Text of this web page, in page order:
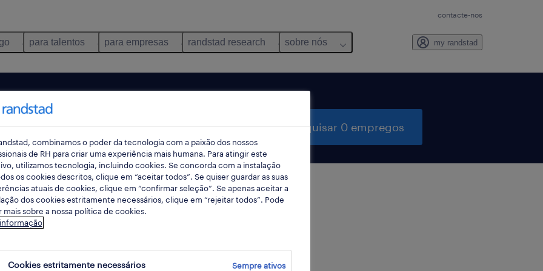
contacte-nos
para talentos para empresas randstad research sobre nós my randstad
pesquisar 0 empregos
resultados para a sua pesquisa.
combinamos o poder da tecnologia com a paixão dos nossos
de RH para criar uma experiência mais humana. Para atingir este
utilizamos tecnologia, incluindo cookies. Se concorda com a instalação
os cookies descritos, clique em “aceitar todos”. Se quiser guardar as suas
atuais de cookies, clique em “confirmar seleção”. Se apenas aceitar a
dos cookies estritamente necessários, clique em “rejeitar todos”. Pode
mais sobre a nossa política de cookies.
Cookies estritamente necessários Sempre ativos